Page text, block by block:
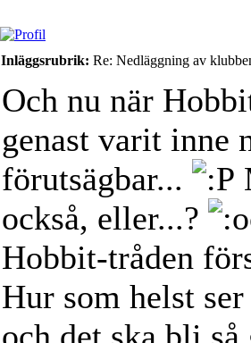
Inläggsrubrik: Re: Nedläggning av
Och nu när
genast varit inne
förutsägbar...
också, eller...?
Hobbit-tråden
Hur som helst